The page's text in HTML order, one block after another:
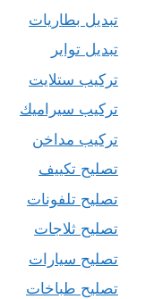
تبديل بطاريات
تبديل تواير
تركيب ستلايت
تركيب سيراميك
تركيب مداخن
تصليح تكييف
تصليح تلفونات
تصليح ثلاجات
تصليح سيارات
تصليح طباخات